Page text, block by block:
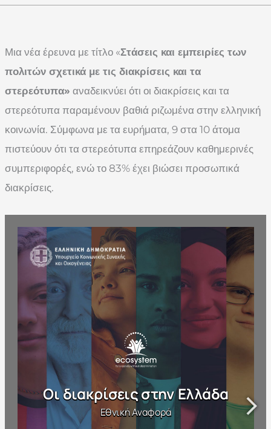
Μια νέα έρευνα με τίτλο «Στάσεις και εμπειρίες των
πολιτών σχετικά με τις διακρίσεις και τα
στερεότυπα» αναδεικνύει ότι οι διακρίσεις και τα
στερεότυπα παραμένουν βαθιά ριζωμένα στην ελληνική
κοινωνία. Σύμφωνα με τα ευρήματα, 9 στα 10 άτομα
πιστεύουν ότι τα στερεότυπα επηρεάζουν καθημερινές
συμπεριφορές, ενώ το 83% έχει βιώσει προσωπικά
διακρίσεις.